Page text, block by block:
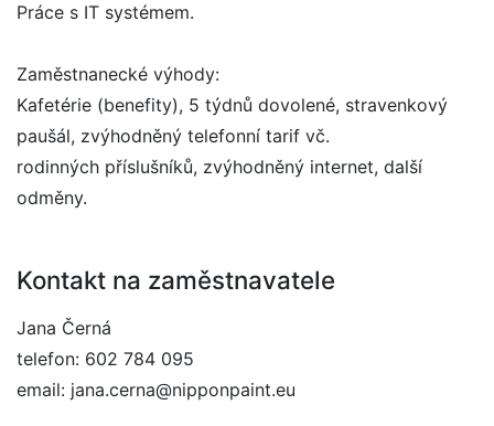
Práce s IT systémem.
Zaměstnanecké výhody:
Kafetérie (benefity), 5 týdnů dovolené, stravenkový
paušál, zvýhodněný telefonní tarif vč.
rodinných příslušníků, zvýhodněný internet, další
odměny.
Kontakt na zaměstnavatele
Jana Černá
telefon: 602 784 095
email: jana.cerna@nipponpaint.eu